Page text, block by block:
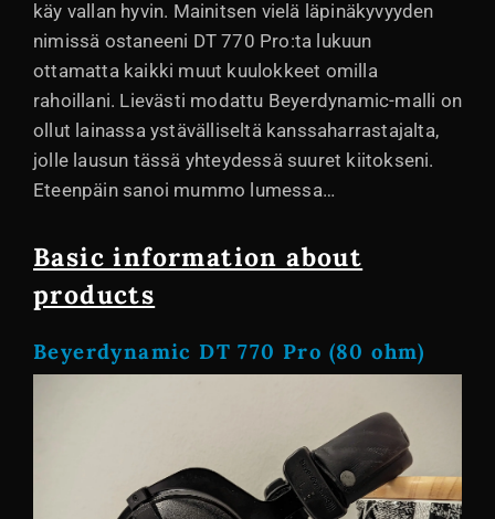
käy vallan hyvin. Mainitsen vielä läpinäkyvyyden
nimissä ostaneeni DT 770 Pro:ta lukuun
ottamatta kaikki muut kuulokkeet omilla
rahoillani. Lievästi modattu Beyerdynamic-malli on
ollut lainassa ystävälliseltä kanssaharrastajalta,
jolle lausun tässä yhteydessä suuret kiitokseni.
Eteenpäin sanoi mummo lumessa…
Basic information about
products
Beyerdynamic DT 770 Pro (80 ohm)